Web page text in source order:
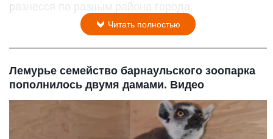
разнесся по разным района города.
Читать полностью
Лемурье семейство барнаульского зоопарка
пополнилось двумя дамами. Видео